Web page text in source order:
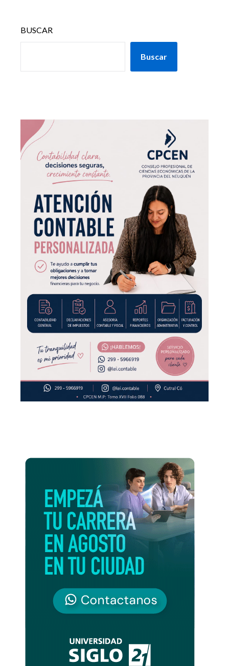
BUSCAR
Buscar